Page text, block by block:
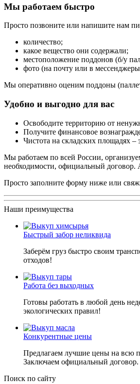
Мы работаем быстро
Просто позвоните или напишите нам
количество;
какое вещество они содержали;
местоположение поддонов (б/у
фото (на почту или в
Мы оперативно оценим поддоны
Удобно и выгодно для вас
Освободите территорию от
Получите финансовое
Чистота на складских площадях
Мы работаем по всей России,
необходимости, официальный договор.
Просто заполните форму ниже или
Наши преимущества
Быстрый забор неликвида
Заберём груз быстро своим
отходов!
Работа без выходных
Готовы работать в любой день
экологических правил!
Конкурентные цены
Предлагаем лучшие цены на всю
Заключаем официальный договор.
Поиск по сайту